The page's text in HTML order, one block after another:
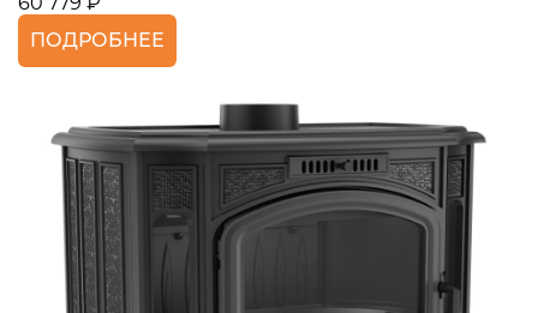
ПОДРОБНЕЕ